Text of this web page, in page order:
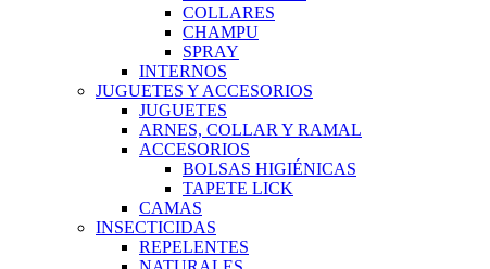
COLLARES
CHAMPU
SPRAY
INTERNOS
JUGUETES Y ACCESORIOS
JUGUETES
ARNES, COLLAR Y RAMAL
ACCESORIOS
BOLSAS HIGIÉNICAS
TAPETE LICK
CAMAS
INSECTICIDAS
REPELENTES